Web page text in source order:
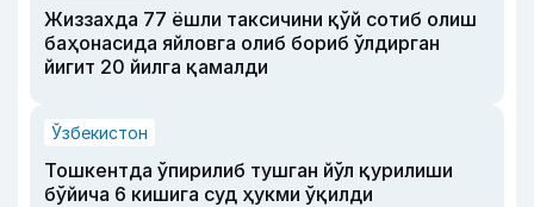
Жиззахда 77 ёшли таксичини қўй сотиб олиш
баҳонасида яйловга олиб бориб ўлдирган
йигит 20 йилга қамалди
Ўзбекистон
Тошкентда ўпирилиб тушган йўл қурилиши
бўйича 6 кишига суд ҳукми ўқилди